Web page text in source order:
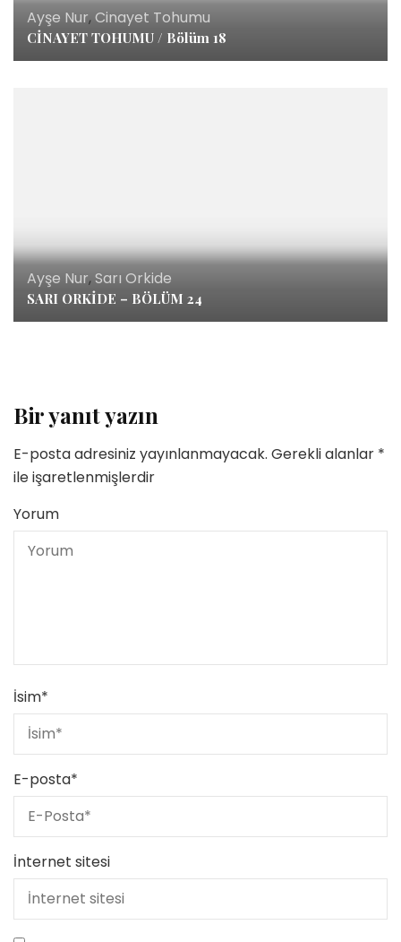
Ayşe Nur,Cinayet Tohumu
CİNAYET TOHUMU / Bölüm 18
Ayşe Nur,Sarı Orkide
SARI ORKİDE – BÖLÜM 24
Bir yanıt yazın
E-posta adresiniz yayınlanmayacak. Gerekli alanlar *
ile işaretlenmişlerdir
Yorum
İsim*
E-posta*
İnternet sitesi